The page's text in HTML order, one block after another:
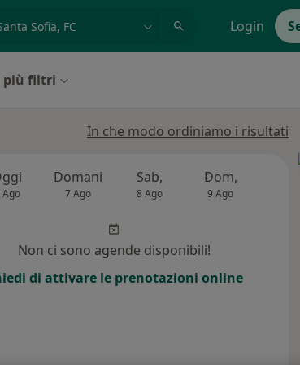
Login
più filtri
In che modo ordiniamo i risultati
Ago
Domani
7 Ago
Sab,
8 Ago
Dom,
9 Ago
Non ci sono agende disponibili!
di attivare le prenotazioni online